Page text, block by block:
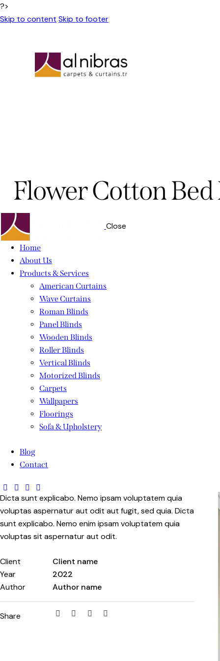
?>
Skip to content Skip to footer
Flower Cotton
Close
Home
About Us
Products & Services
American Curtains
Wave Curtains
Roman Blinds
Panel Blinds
Wooden Blinds
Roller Blinds
Vertical Blinds
Motorized Blinds
Carpets
Wallpapers
Floorings
Sofa & Upholstery
Blog
Contact
Dicta sunt explicabo. Nemo ipsam voluptatem quia
voluptas aspernatur aut odit aut fugit, sed quia. Dicta
sunt explicabo. Nemo enim ipsam voluptatem quia
voluptas sit aspernatur aut odit.
Client
Client name
Year
2022
Author
Author name
Share